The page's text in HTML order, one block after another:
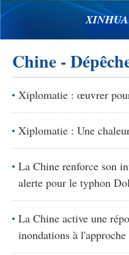
Chine -
Xiplomatie : œuvrer
Xiplomatie : Une
La Chine renforce son
alerte pour le typhon
La Chine active une
inondations à